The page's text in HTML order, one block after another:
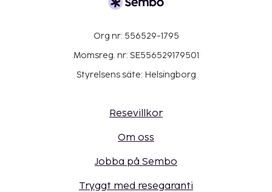
Org nr: 556529-1795
Momsreg. nr: SE556529179501
Styrelsens säte: Helsingborg
Resevillkor
Om oss
Jobba på Sembo
Tryggt med resegaranti